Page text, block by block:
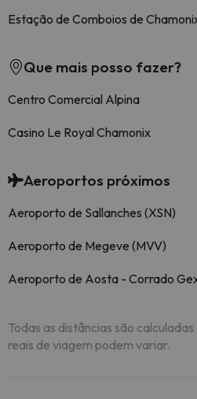
Estação de Comboios de
Que mais posso fazer?
Centro Comercial Alpina
Casino Le Royal Chamonix
Aeroportos próximos
Aeroporto de Sallanches (XSN)
Aeroporto de Megeve (MVV)
Aeroporto de Aosta - Corrado
Todas as distâncias são
reais de viagem podem variar.